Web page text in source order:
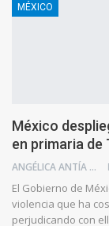
MÉXICO
México
en primaria de
ANGÉLICA ANTÍA AZUAJE
El Gobierno de
violencia que ha
perjudicando con